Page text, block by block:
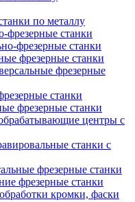
по металлу
фрезерные станки
фрезерные станки
фрезерные станки
фрезерные
станки
фрезерные станки
центры с
станки с
фрезерные станки
фрезерные станки
кромки, фаски